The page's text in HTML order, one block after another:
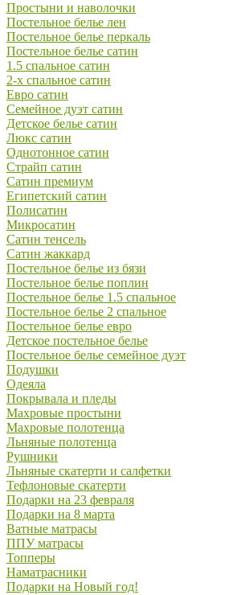
Простыни и наволочки
Постельное белье лен
Постельное белье перкаль
Постельное белье сатин
1.5 спальное сатин
2-х спальное сатин
Евро сатин
Семейное дуэт сатин
Детское белье сатин
Люкс сатин
Однотонное сатин
Страйп сатин
Сатин премиум
Египетский сатин
Полисатин
Микросатин
Сатин тенсель
Сатин жаккард
Постельное белье из бязи
Постельное белье поплин
Постельное белье 1.5 спальное
Постельное белье 2 спальное
Постельное белье евро
Детское постельное белье
Постельное белье семейное дуэт
Подушки
Одеяла
Покрывала и пледы
Махровые простыни
Махровые полотенца
Льняные полотенца
Рушники
Льняные скатерти и салфетки
Тефлоновые скатерти
Подарки на 23 февраля
Подарки на 8 марта
Ватные матрасы
ППУ матрасы
Топперы
Наматрасники
Подарки на Новый год!